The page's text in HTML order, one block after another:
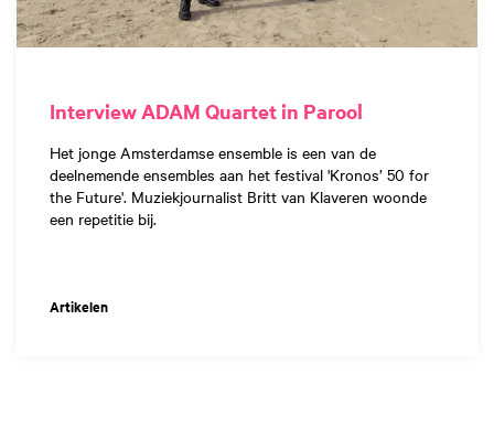
Interview ADAM Quartet in Parool
Het jonge Amsterdamse ensemble is een van de
deelnemende ensembles aan het festival 'Kronos’ 50 for
the Future'. Muziekjournalist Britt van Klaveren woonde
een repetitie bij.
Artikelen